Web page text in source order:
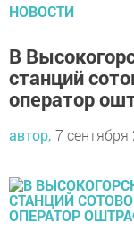
НОВОСТИ
В
станций
оператор
автор, 7 сентября